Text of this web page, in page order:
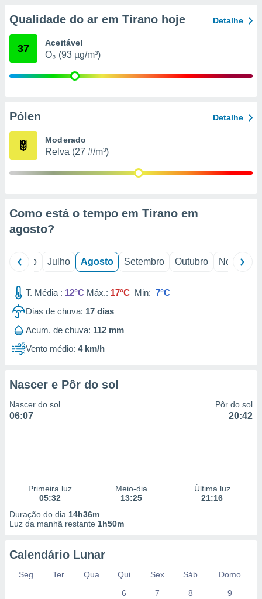
através
estudos
de
Qualidade do ar em Tirano hoje Detalhe
37 Aceitável
O₃ (93 µg/m³)
Pólen Detalhe
Moderado
Relva (27 #/m³)
Como está o tempo em Tirano em
agosto?
Junho Julho Agosto Setembro Outubro Novembro
T. Média : 12°C Máx.: 17°C Min: 7°C
Dias de chuva: 17 dias
Acum. de chuva: 112 mm
Vento médio: 4 km/h
Nascer e Pôr do sol
Nascer do sol
06:07
Pôr do sol
20:42
Primeira luz
05:32
Meio-dia
13:25
Última luz
21:16
Duração do dia 14h36m
Luz da manhã restante 1h50m
Calendário Lunar
Seg Ter Qua Qui Sex Sáb
Domo
6
7 8 9